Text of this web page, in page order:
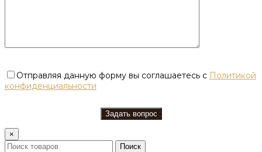
Отправляя данную форму вы соглашаетесь с Политикой
конфиденциальности
×
Поиск